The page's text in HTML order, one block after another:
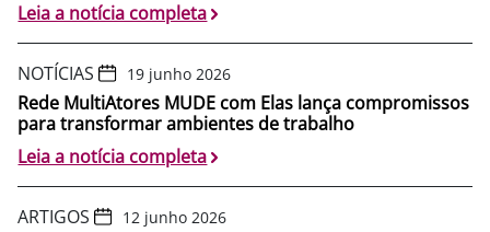
Leia a notícia completa
NOTÍCIAS 19 junho 2026
Rede MultiAtores MUDE com Elas lança compromissos
para transformar ambientes de trabalho
Leia a notícia completa
ARTIGOS 12 junho 2026